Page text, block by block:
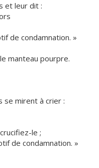
et leur dit :
de condamnation. »
manteau pourpre.
mirent à crier :
le ;
de condamnation. »